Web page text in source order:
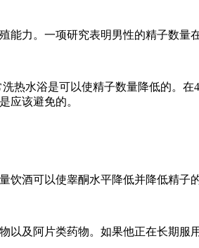
力。一项研究表明男性的精子数量
热水浴是可以使精子数量降低的。
应该避免的。
饮酒可以使睾酮水平降低并降低精子
及阿片类药物。如果他正在长期